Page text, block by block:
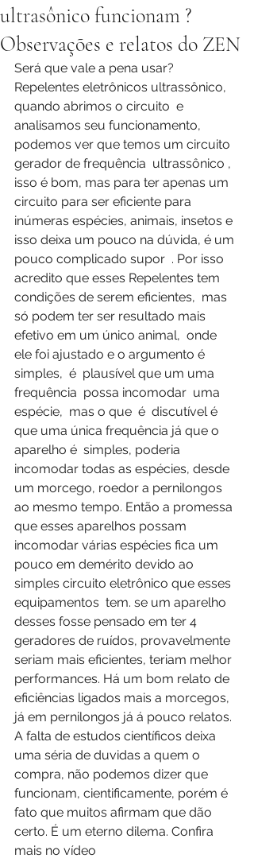
ultrasônico funcionam ?
Observações e relatos do ZEN
Será que vale a pena usar?
Repelentes eletrônicos ultrassônico,
quando abrimos o circuito  e
analisamos seu funcionamento,
podemos ver que temos um circuito
gerador de frequência  ultrassônico ,
isso é bom, mas para ter apenas um
circuito para ser eficiente para
inúmeras espécies, animais, insetos e
isso deixa um pouco na dúvida, é um
pouco complicado supor  . Por isso
acredito que esses Repelentes tem
condições de serem eficientes,  mas
só podem ter ser resultado mais
efetivo em um único animal,  onde
ele foi ajustado e o argumento é
simples,  é  plausível que um uma
frequência  possa incomodar  uma
espécie,  mas o que  é  discutível é
que uma única frequência já que o
aparelho é  simples, poderia
incomodar todas as espécies, desde
um morcego, roedor a pernilongos
ao mesmo tempo. Então a promessa
que esses aparelhos possam
incomodar várias espécies fica um
pouco em demérito devido ao
simples circuito eletrônico que esses
equipamentos  tem. se um aparelho
desses fosse pensado em ter 4
geradores de ruídos, provavelmente
seriam mais eficientes, teriam melhor
performances. Há um bom relato de
eficiências ligados mais a morcegos,
já em pernilongos já á pouco relatos.
A falta de estudos científicos deixa
uma séria de duvidas a quem o
compra, não podemos dizer que
funcionam, cientificamente, porém é
fato que muitos afirmam que dão
certo. É um eterno dilema. Confira
mais no vídeo